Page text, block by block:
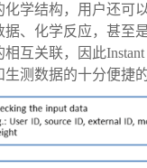
化学结构，用户还可
、化学反应，甚至
互关联，因此Instant
测数据的十分便捷的